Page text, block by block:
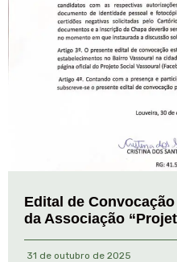
Edital de
da Associação
31 de outubro de 2025